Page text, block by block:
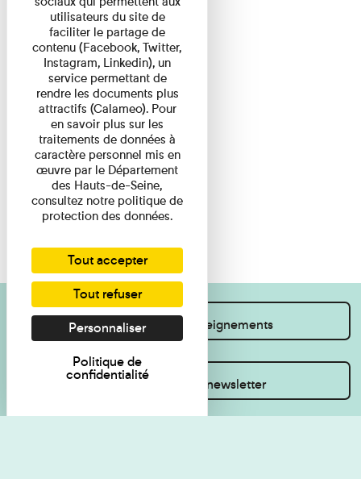
Je souhaite des renseignements
Inscrivez-vous à la newsletter
utilisateurs du site de
faciliter le partage de
contenu (Facebook, Twitter,
Instagram, Linkedin), un
service permettant de
rendre les documents plus
attractifs (Calameo). Pour
en savoir plus sur les
traitements de données à
caractère personnel mis en
œuvre par le Département
des Hauts-de-Seine,
consultez notre politique de
protection des données.
Tout accepter
Tout refuser
Personnaliser
Politique de
confidentialité